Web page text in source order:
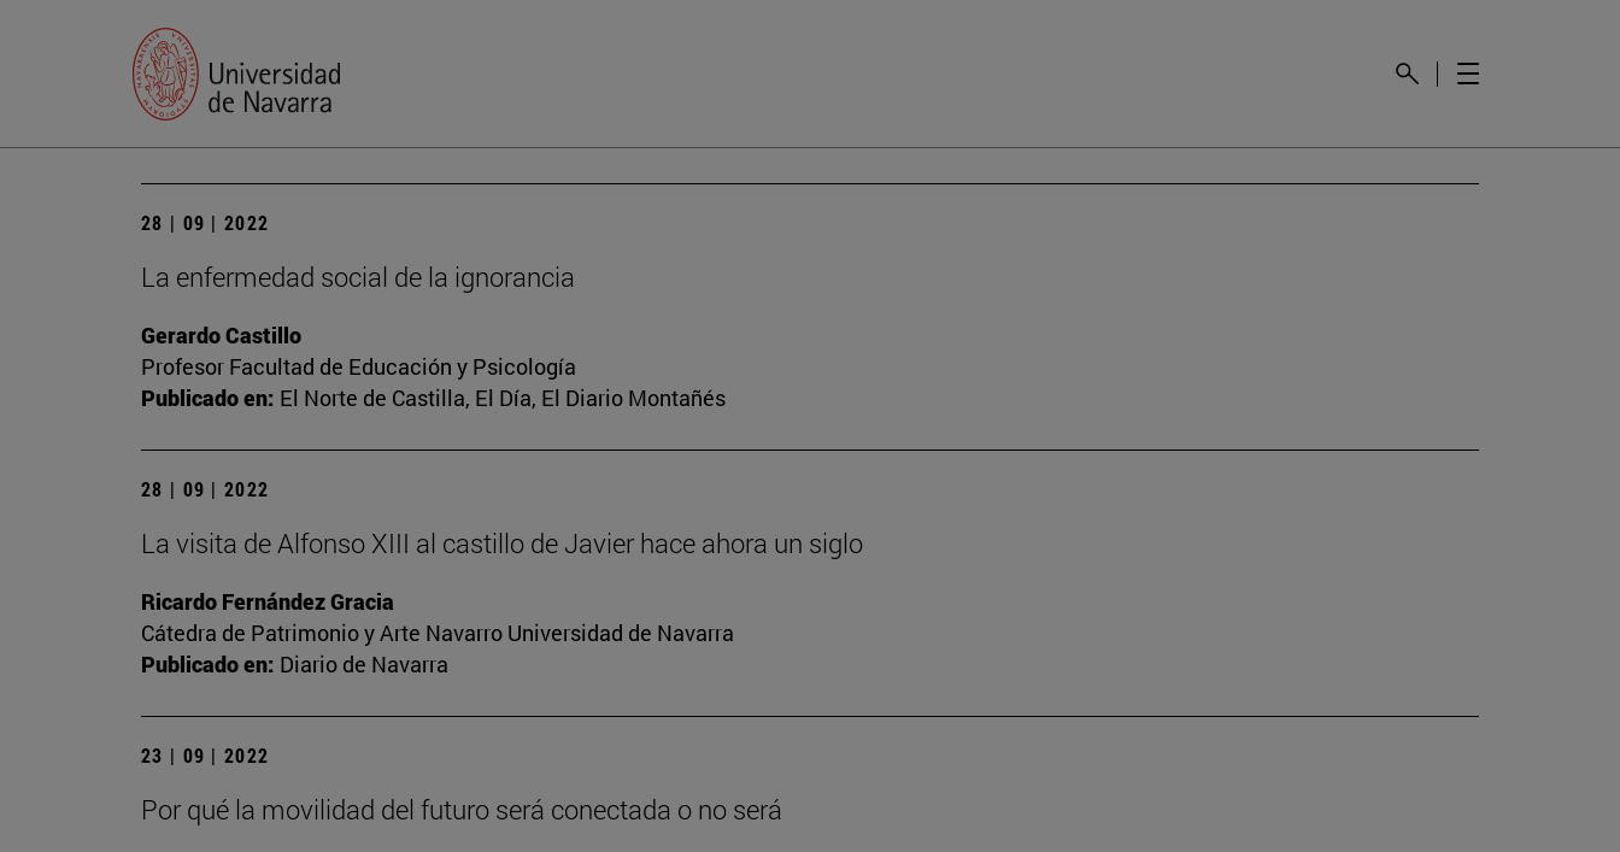
28 | 09 | 2022
La enfermedad social de la ignorancia
Gerardo Castillo
Profesor Facultad de Educación y Psicología
Publicado en: El Norte de Castilla, El Día, El Diario Montañés
28 | 09 | 2022
La visita de Alfonso XIII al castillo de Javier hace ahora un siglo
Ricardo Fernández Gracia
Cátedra de Patrimonio y Arte Navarro Universidad de Navarra
Publicado en: Diario de Navarra
23 | 09 | 2022
Por qué la movilidad del futuro será conectada o no será